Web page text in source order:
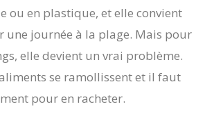
ou en plastique, et elle convient
journée à la plage. Mais pour
elle devient un vrai problème.
se ramollissent et il faut
pour en racheter.